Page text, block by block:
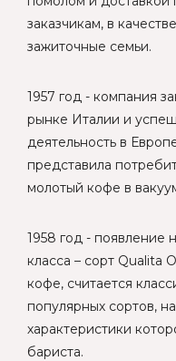
заказчикам, в
зажиточные семьи.
1957 год - компания
рынке Италии и
деятельность в
представила
молотый кофе в
1958 год - появление
класса – сорт Qualita
кофе, считается
популярных сортов,
характеристики
бариста.